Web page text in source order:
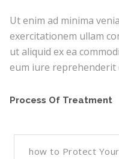
Ut enim ad minima
exercitationem ullam
ut aliquid ex ea
eum iure reprehenderit
Process Of Treatment
how to Protect